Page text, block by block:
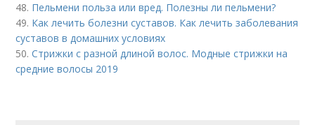
48. Пельмени польза или вред. Полезны ли пельмени?
49. Как лечить болезни суставов. Как лечить заболевания
суставов в домашних условиях
50.Стрижки с разной длиной волос. Модные стрижки на
средние волосы 2019